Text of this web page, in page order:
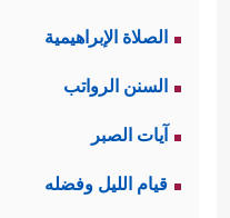
الصلاة الإبراهيمية
السنن الرواتب
آيات الصبر
قيام الليل وفضله